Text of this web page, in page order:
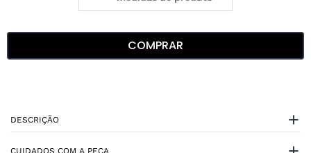
COMPRAR
DESCRIÇÃO
CUIDADOS COM A PEÇA